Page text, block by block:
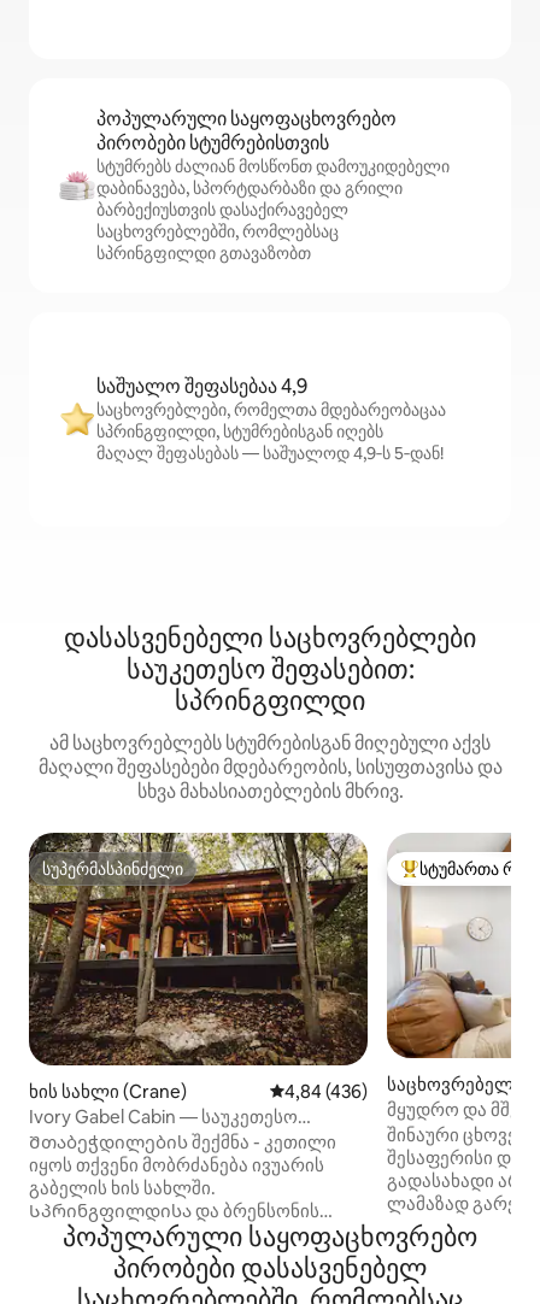
პოპულარული საყოფაცხოვრებო
პირობები სტუმრებისთვის
სტუმრებს ძალიან მოსწონთ დამოუკიდებელი
დაბინავება, სპორტდარბაზი და გრილი
ბარბექიუსთვის დასაქირავებელ
საცხოვრებლებში, რომლებსაც
სპრინგფილდი გთავაზობთ
საშუალო შეფასებაა 4,9
საცხოვრებლები, რომელთა მდებარეობაცაა
სპრინგფილდი, სტუმრებისგან იღებს
მაღალ შეფასებას — საშუალოდ 4,9‑ს 5‑დან!
დასასვენებელი საცხოვრებლები
საუკეთესო შეფასებით:
სპრინგფილდი
ამ საცხოვრებლებს სტუმრებისგან მიღებული აქვს
მაღალი შეფასებები მდებარეობის, სისუფთავისა და
სხვა მახასიათებლების მხრივ.
სუპერმასპინძელი
სუპერმასპინძელი
ხის სახლი (Crane) საშუალო შეფასებაა 5‑დან
4,84 (436)
Ivory Gabel Cabin — საუკეთესო
საცხოვრებლები შუა დასავლეთში
Შთაბეჭდილების შექმნა - კეთილი
იყოს თქვენი მობრძანება ივუარის
გაბელის ხის სახლში.
Სპრინგფილდისა და ბრენსონის
ტერიტორიებს შორის მოქცეული ეს
უნიკალური ხის სახლი
დასასვენებლად გელით. აღმოაჩინეთ
სტუმართა
სტუმართა
საცხოვრებელი
d)
მყუდრო და
საცხოვრებელი
მახლობლად
შინაური
შესაფერისი
გადასახადი არ
ლამაზად
მარტივი 2-
საძინებლიანი
წყნარ უბანში,
Სასადილოდან,
პოპულარული საყოფაცხოვრებო
პირობები დასასვენებელ